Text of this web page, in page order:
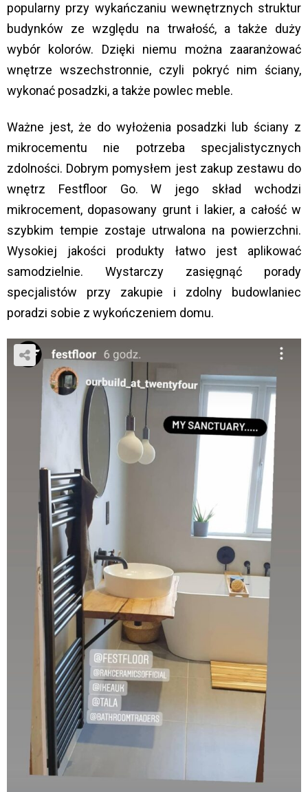
popularny przy wykańczaniu wewnętrznych struktur
budynków ze względu na trwałość, a także duży
wybór kolorów. Dzięki niemu można zaaranżować
wnętrze wszechstronnie, czyli pokryć nim ściany,
wykonać posadzki, a także powlec meble.
Ważne jest, że do wyłożenia posadzki lub ściany z
mikrocementu nie potrzeba specjalistycznych
zdolności. Dobrym pomysłem jest zakup zestawu do
wnętrz Festfloor Go. W jego skład wchodzi
mikrocement, dopasowany grunt i lakier, a całość w
szybkim tempie zostaje utrwalona na powierzchni.
Wysokiej jakości produkty łatwo jest aplikować
samodzielnie. Wystarczy zasięgnąć porady
specjalistów przy zakupie i zdolny budowlaniec
poradzi sobie z wykończeniem domu.